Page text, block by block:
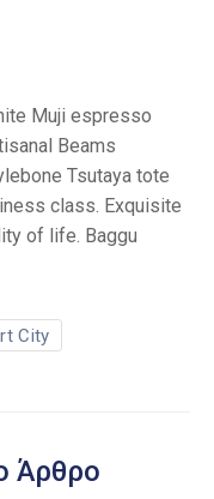
Muji espresso
Beams
Tsutaya tote
class. Exquisite
of life. Baggu
City
Άρθρο